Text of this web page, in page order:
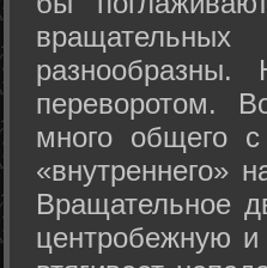
переворотом.
много общего
«внутреннего»
Вращательное
центробежную